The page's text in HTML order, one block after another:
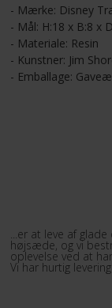
- Mærke: Disney
- Mål: H:18 x B:8 x
- Materiale: Resin
- Kunstner: Jim
- Emballage:
...er at leve af
højsæde, og vi
oplevelse ved at
Vi har hurtig